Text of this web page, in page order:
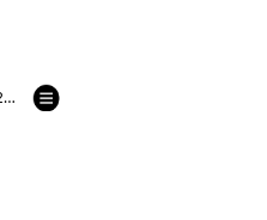
청정원 네트웍 및 보안장비 고도화 작업에 따른 서비스 일시 중지 안내 (12월 26일)
목